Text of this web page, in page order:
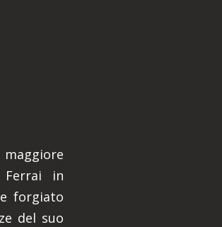
Ferrai in
forgiato
del suo